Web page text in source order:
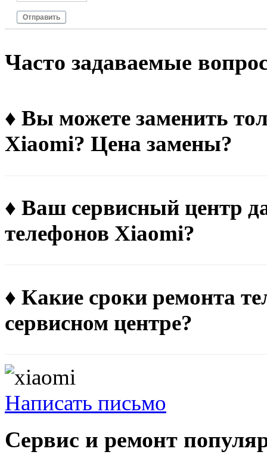
Отправить
Чacтo зaдaвaeмыe
♦ Вы можете заменить
Xiaomi? Цена замены?
♦ Ваш сервисный центр
телефонов Xiaomi?
♦ Какие сроки ремонта
сервисном центре?
Написать письмо
Сервис и ремонт